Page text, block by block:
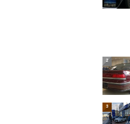
2
3